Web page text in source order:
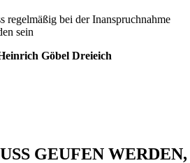
regelmäßig bei der Inanspruchnahme
sein
Göbel Dreieich
GEUFEN WERDEN,